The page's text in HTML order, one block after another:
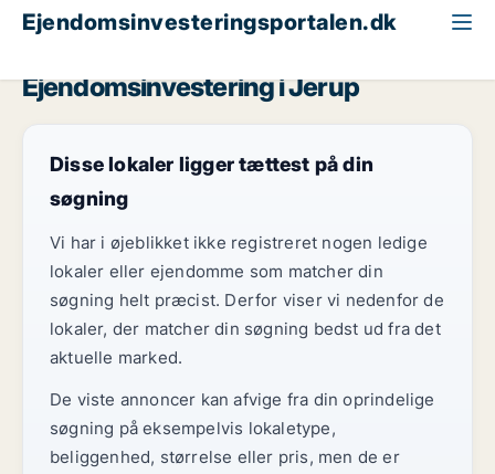
Ejendomsinvesteringsportalen.dk
Ejendomsinvestering i Jerup
Disse lokaler ligger tættest på din
søgning
Vi har i øjeblikket ikke registreret nogen ledige
lokaler eller ejendomme som matcher din
søgning helt præcist. Derfor viser vi nedenfor de
lokaler, der matcher din søgning bedst ud fra det
aktuelle marked.
De viste annoncer kan afvige fra din oprindelige
søgning på eksempelvis lokaletype,
beliggenhed, størrelse eller pris, men de er